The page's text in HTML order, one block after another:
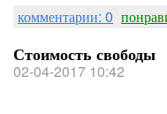
комментарии: 0
Стоимость свободы
02-04-2017 10:42